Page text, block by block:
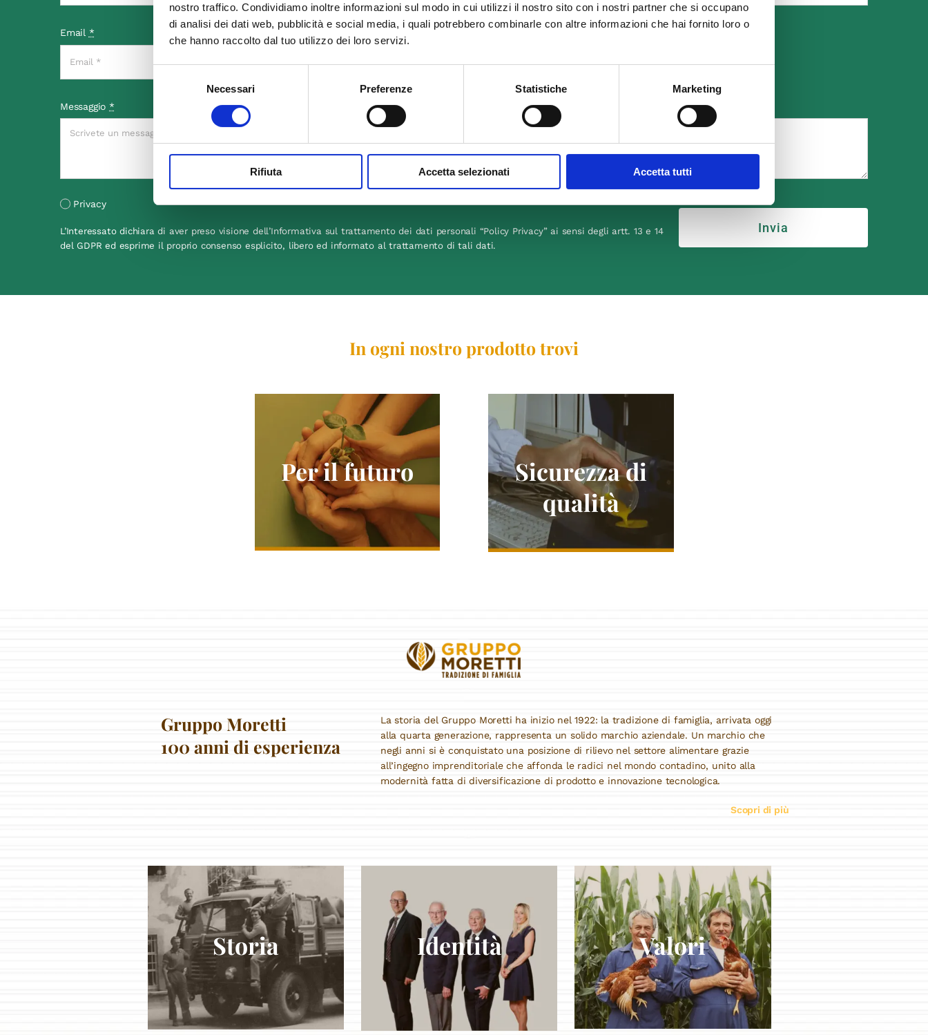
nostro traffico. Condividiamo inoltre informazioni sul modo in cui utilizzi il nostro sito con i nostri partner che si occupano
di analisi dei dati web, pubblicità e social media, i quali potrebbero combinarle con altre informazioni che hai fornito loro o
che hanno raccolto dal tuo utilizzo dei loro servizi.
Necessari Preferenze Statistiche Marketing
Rifiuta Accetta selezionati Accetta tutti
Email *
Messaggio *
Privacy
L’Interessato dichiara di aver preso visione dell’Informativa sul trattamento dei dati personali “Policy Privacy” ai sensi degli artt. 13 e 14
del GDPR ed esprime il proprio consenso esplicito, libero ed informato al trattamento di tali dati.
Invia
In ogni nostro prodotto trovi
Per il futuro
Sicurezza di
qualità
Gruppo Moretti
100 anni di esperienza
La storia del Gruppo Moretti ha inizio nel 1922: la tradizione di famiglia, arrivata oggi
alla quarta generazione, rappresenta un solido marchio aziendale. Un marchio che
negli anni si è conquistato una posizione di rilievo nel settore alimentare grazie
all’ingegno imprenditoriale che affonda le radici nel mondo contadino, unito alla
modernità fatta di diversificazione di prodotto e innovazione tecnologica.
Scopri di più
Storia Identità Valori